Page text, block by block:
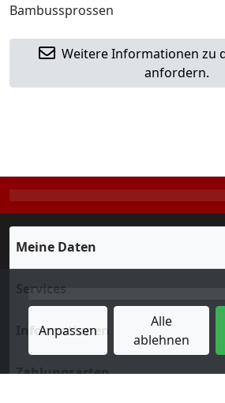
Bambussprossen
Weitere Informationen zu
anfordern.
Meine Daten
Services
Informationen
Zahlungsarten
Anpassen
Alle
ablehnen